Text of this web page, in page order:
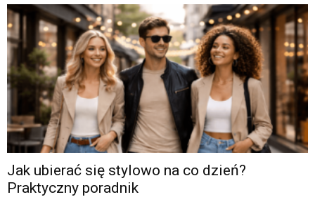
Jak ubierać się stylowo na co dzień?
Praktyczny poradnik